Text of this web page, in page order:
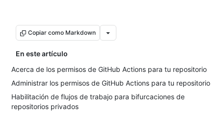
Copiar como Markdown
En este artículo
Acerca de los permisos de GitHub Actions para tu repositorio
Administrar los permisos de GitHub Actions para tu repositorio
Habilitación de flujos de trabajo para bifurcaciones de
repositorios privados